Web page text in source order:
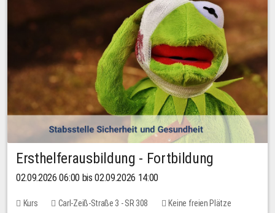
Ersthelferausbildung - Fortbildung
02.09.2026 06:00 bis 02.09.2026 14:00
Kurs Carl-Zeiß-Straße 3 - SR 308 Keine freien Plätze